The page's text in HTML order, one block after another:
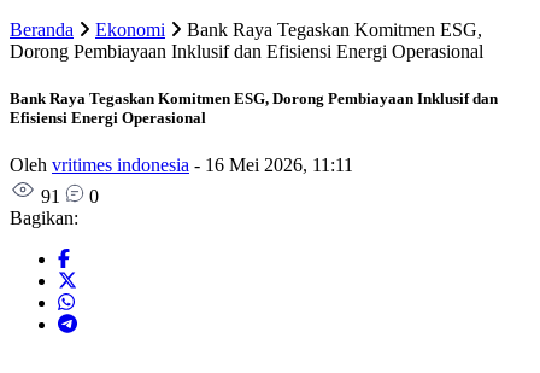
Beranda
Ekonomi
Bank Raya Tegaskan Komitmen ESG,
Dorong Pembiayaan Inklusif dan Efisiensi Energi Operasional
Bank Raya Tegaskan Komitmen ESG, Dorong Pembiayaan Inklusif dan
Efisiensi Energi Operasional
Oleh vritimes indonesia - 16 Mei 2026, 11:11
91
0
Bagikan: